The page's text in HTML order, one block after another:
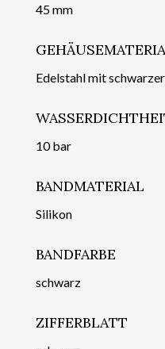
45 mm
Edelstahl mit
10 bar
BANDMATERIAL
Silikon
BANDFARBE
schwarz
ZIFFERBLATT